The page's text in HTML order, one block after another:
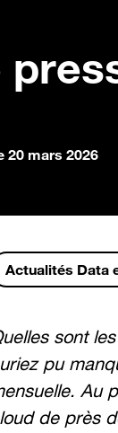
20 mars 2026
Actualités Data
sont
pu
Au
de près